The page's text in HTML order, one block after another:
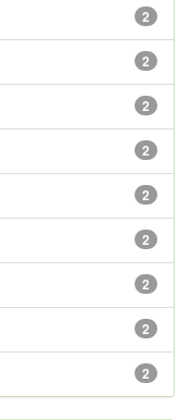
2
2
2
2
2
2
2
2
2